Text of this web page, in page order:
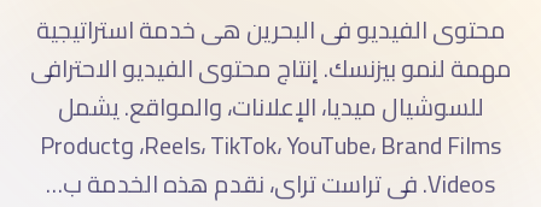
محتوى الفيديو فى البحرين هى خدمة استراتيجية
مهمة لنمو بيزنسك. إنتاج محتوى الفيديو الاحترافى
للسوشيال ميديا، الإعلانات، والمواقع. يشمل
Reels، TikTok، YouTube، Brand Films، وProduct
Videos. فى تراست تراى، نقدم هذه الخدمة ب…